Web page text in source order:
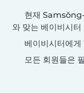
현재
와 맞는 베이비시
베이비시터에게
모든 회원들은